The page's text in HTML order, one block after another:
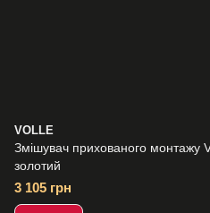
VOLLE
Змішувач прихованого монтажу
золотий
3 105 грн